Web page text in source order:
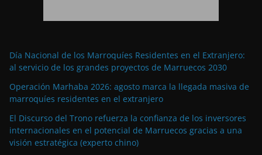
Día Nacional de los Marroquíes Residentes en el Extranjero:
al servicio de los grandes proyectos de Marruecos 2030
Operación Marhaba 2026: agosto marca la llegada masiva de
marroquíes residentes en el extranjero
El Discurso del Trono refuerza la confianza de los inversores
internacionales en el potencial de Marruecos gracias a una
visión estratégica (experto chino)